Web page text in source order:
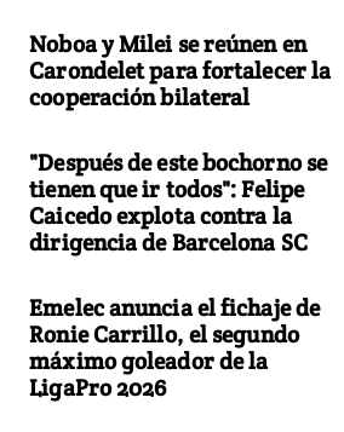
Noboa y Milei se reúnen en
Carondelet para fortalecer la
cooperación bilateral
"Después de este bochorno se
tienen que ir todos": Felipe
Caicedo explota contra la
dirigencia de Barcelona SC
Emelec anuncia el fichaje de
Ronie Carrillo, el segundo
máximo goleador de la
LigaPro 2026